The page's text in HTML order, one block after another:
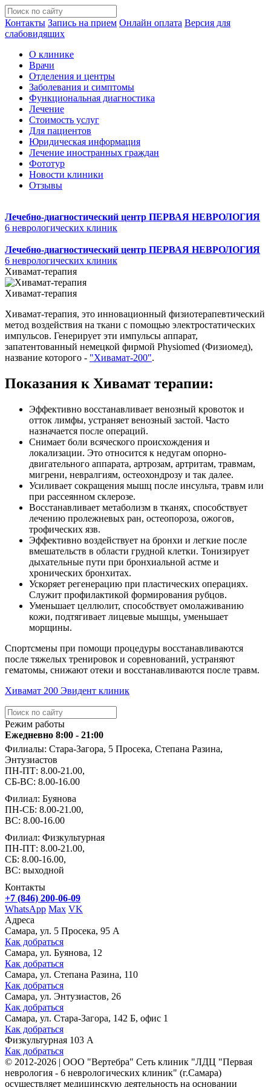
Контакты Запись на прием Онлайн оплата Версия для
слабовидящих
О клинике
Врачи
Отделения и центры
Заболевания и симптомы
Функциональная диагностика
Лечение
Стоимость услуг
Для пациентов
Юридическая информация
Лечение иностранных граждан
Фототур
Новости клиники
Отзывы
Лечебно-диагностический центр ПЕРВАЯ НЕВРОЛОГИЯ
6 неврологических клиник
Лечебно-диагностический центр ПЕРВАЯ НЕВРОЛОГИЯ
6 неврологических клиник
Хивамат-терапия
Хивамат-терапия
Хивамат-терапия, это инновационный физиотерапевтический
метод воздействия на ткани с помощью электростатических
импульсов. Генерирует эти импульсы аппарат,
запатентованный немецкой фирмой Physiomed (Физиомед),
название которого - "Хивамат-200".
Показания к Хивамат терапии:
Эффективно восстанавливает венозный кровоток и
отток лимфы, устраняет венозный застой. Часто
назначается после операций.
Снимает боли всяческого происхождения и
локализации. Это относится к недугам опорно-
двигательного аппарата, артрозам, артритам, травмам,
мигрени, невралгиям, остеохондрозу и так далее.
Усиливает сокращения мышц после инсульта, травм или
при рассеянном склерозе.
Восстанавливает метаболизм в тканях, способствует
лечению пролежневых ран, остеопороза, ожогов,
трофических язв.
Эффективно воздействует на бронхи и легкие после
вмешательств в области грудной клетки. Тонизирует
дыхательные пути при бронхиальной астме и
хронических бронхитах.
Ускоряет регенерацию при пластических операциях.
Служит профилактикой формирования рубцов.
Уменьшает целлюлит, способствует омолаживанию
кожи, подтягивает лицевые мышцы, уменьшает
морщины.
Спортсмены при помощи процедуры восстанавливаются
после тяжелых тренировок и соревнований, устраняют
гематомы, снижают отеки и восстанавливаются после травм.
Хивамат 200 Эвидент клиник
Режим работы
Ежедневно 8:00 - 21:00
Филиалы: Стара-Загора, 5 Просека, Степана Разина,
Энтузиастов
ПН-ПТ: 8.00-21.00,
СБ-ВС: 8.00-16.00
Филиал: Буянова
ПН-СБ: 8.00-21.00,
ВС: 8.00-16.00
Филиал: Физкультурная
ПН-ПТ: 8.00-21.00,
СБ: 8.00-16.00,
ВС: выходной
Контакты
+7 (846) 200-06-09
WhatsApp Max VK
Адреса
Самара, ул. 5 Просека, 95 А
Как добраться
Самара, ул. Буянова, 12
Как добраться
Самара, ул. Степана Разина, 110
Как добраться
Самара, ул. Энтузиастов, 26
Как добраться
Самара, ул. Стара-Загора, 142 Б, офис 1
Как добраться
Физкультурная 103 А
Как добраться
© 2012-2026 | ООО "Вертебра" Сеть клиник "ЛДЦ "Первая
неврология - 6 неврологических клиник" (г.Самара)
осуществляет медицинскую деятельность на основании